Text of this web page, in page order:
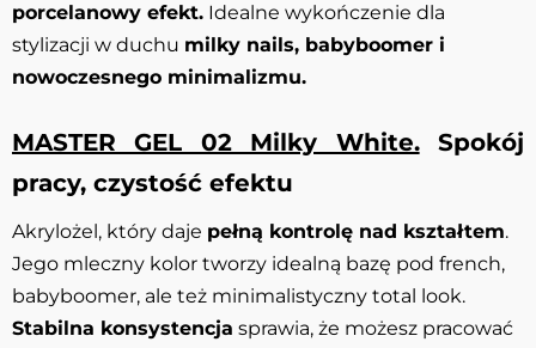
porcelanowy efekt. Idealne wykończenie dla
stylizacji w duchu milky nails, babyboomer i
nowoczesnego minimalizmu.
MASTER GEL 02 Milky White.Spokój
pracy, czystość efektu
Akrylożel, który daje pełną kontrolę nad kształtem.
Jego mleczny kolor tworzy idealną bazę pod french,
babyboomer, ale też minimalistyczny total look.
Stabilna konsystencja sprawia, że możesz pracować